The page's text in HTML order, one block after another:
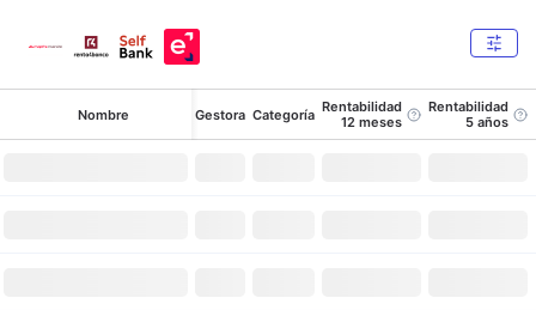
Nombre Gestora Categoría Rentabilidad
12 meses
Rentabilidad
5 años